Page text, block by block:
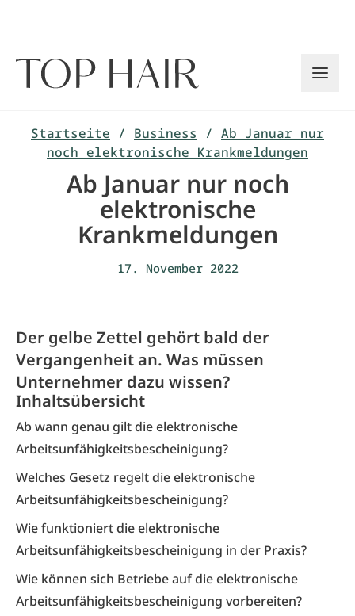
Startseite / Business / Ab Januar nur
noch elektronische Krankmeldungen
Ab Januar nur noch
elektronische
Krankmeldungen
17. November 2022
Der gelbe Zettel gehört bald der
Vergangenheit an. Was müssen
Unternehmer dazu wissen?
Inhaltsübersicht
Ab wann genau gilt die elektronische
Arbeitsunfähigkeitsbescheinigung?
Welches Gesetz regelt die elektronische
Arbeitsunfähigkeitsbescheinigung?
Wie funktioniert die elektronische
Arbeitsunfähigkeitsbescheinigung in der Praxis?
Wie können sich Betriebe auf die elektronische
Arbeitsunfähigkeitsbescheinigung vorbereiten?